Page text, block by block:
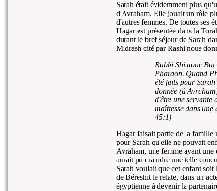
Sarah était évidemment plus
d'Avraham. Elle jouait un rôle
d'autres femmes. De toutes ses
Hagar est présentée dans la
durant le bref séjour de Sarah
Midrash cité par Rashi nous
Rabbi Shimone
Pharaon. Quand
été faits pour
donnée (à
d'être une servante
maîtresse dans
45:1)
Hagar faisait partie de la famille
pour Sarah qu'elle ne pouvait
Avraham, une femme ayant une
aurait pu craindre une telle
Sarah voulait que cet enfant
de Béréshit le relate, dans un
égyptienne à devenir la